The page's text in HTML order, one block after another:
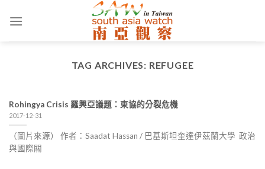
TAG ARCHIVES: REFUGEE
Rohingya Crisis 羅興亞議題：東協的分裂危機
2017-12-31
（圖片來源） 作者：Saadat Hassan / 巴基斯坦奎達伊茲蘭大學 政治
與國際關